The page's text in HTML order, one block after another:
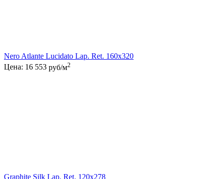
Nero Atlante Lucidato Lap. Ret. 160x320
Цена: 16 553 руб/м2
Graphite Silk Lap. Ret. 120x278